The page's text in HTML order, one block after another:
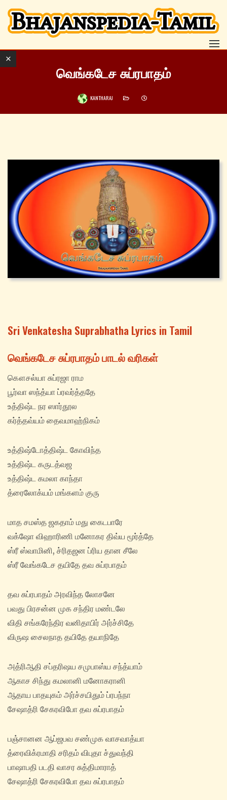
வெங்கடேச சுப்ரபாதம்
KANTHARAJ
Sri Venkatesha Suprabhatha Lyrics in Tamil
வெங்கடேச சுப்ரபாதம் பாடல் வரிகள்
கௌசல்யா சுப்ரஜா ராம
பூர்வா ஸந்த்யா ப்ரவர்த்ததே
உத்திஷ்ட நர ஸார்தூல
கர்த்தவ்யம் தைவமாஹ்நிகம்
உத்திஷ்டோத்திஷ்ட கோவிந்த
உத்திஷ்ட கருடத்வஜ
உத்திஷ்ட கமலா காந்தா
த்ரைலோக்யம் மங்களம் குரு
மாத சமஸ்த ஜகதாம் மது கைடபாரே
வக்ஷோ விஹாரிணி மனோகர திவ்ய மூர்த்தே
ஸ்ரீ ஸ்வாமினி, ச்ரிதஜன ப்ரிய தான சீலே
ஸ்ரீ வேங்கடேச தயிதே தவ சுப்ரபாதம்
தவ சுப்ரபாதம் அரவிந்த லோசனே
பவது பிரசன்ன முக சந்திர மண்டலே
விதி சங்கரேந்திர வனிதாபிர் அர்ச்சிதே
விருஷ சைலநாத தயிதே தயாநிதே
அத்ரிஆதி சப்தரிஷய சமுபாஸ்ய சந்த்யாம்
ஆகாச சிந்து கமலானி மனோகரானி
ஆதாய பாதயுகம் அர்ச்சயிதும் ப்ரபந்நா
சேஷாத்ரி சேகரவிபோ தவ சுப்ரபாதம்
பஞ்சானன ஆப்ஜபவ சண்முக வாசவாத்யா
த்ரைவிக்ரமாதி சரிதம் விபுதா ச்துவந்தி
பாஷாபதி படதி வாசர சுத்திமாராத்
சேஷாத்ரி சேகரவிபோ தவ சுப்ரபாதம்